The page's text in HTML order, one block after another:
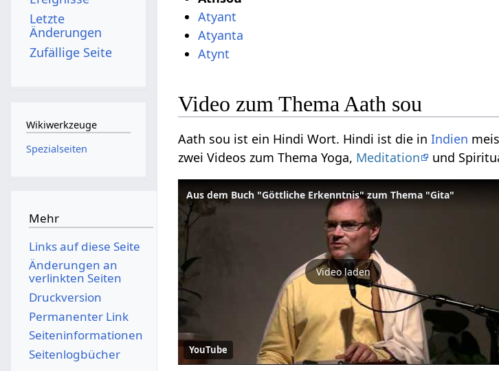
Atyant
Atyanta
Atynt
Video zum Thema Aath sou
Aath sou ist ein Hindi Wort. Hindi ist die inIndien
zwei Videos zum Thema Yoga, Meditation und
Aus dem Buch "Göttliche Erkenntnis" zum Thema "Gita"
Video laden
YouTube
Letzte
Änderungen
Zufällige Seite
Wikiwerkzeuge
Spezialseiten
Mehr
Links auf diese Seite
Änderungen an
verlinkten Seiten
Druckversion
Permanenter Link
Seiten­­informationen
Seitenlogbücher